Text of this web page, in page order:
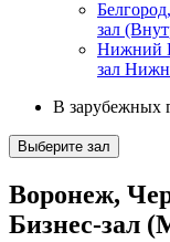
зал
Нижний
зал
В зарубежных
Выберите зал
Воронеж,
Бизнес-зал